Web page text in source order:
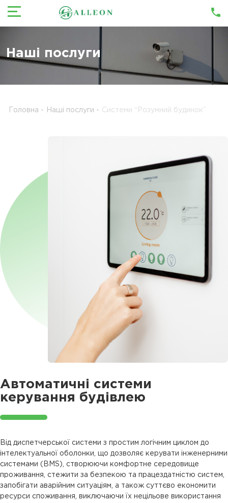
Наші послуги
Головна - Наші послуги - Системи “Розумний будинок”
Автоматичні системи
керування будівлею
Від диспетчерської системи з простим логічним циклом до
інтелектуальної оболонки, що дозволяє керувати інженерними
системами (BMS), створюючи комфортне середовище
проживання, стежити за безпекою та працездатністю систем,
запобігати аварійним ситуаціям, а також суттєво економити
ресурси споживання, виключаючи їх нецільове використання